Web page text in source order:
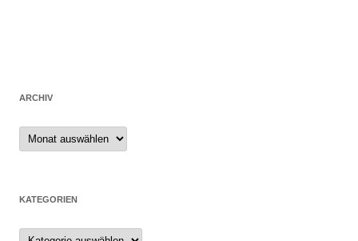
ARCHIV
Archiv
KATEGORIEN
Kategorien